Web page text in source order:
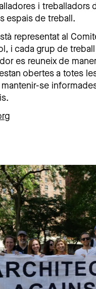
i treballadors
espais de treball.
representat al
i cada grup de
es reuneix de
obertes a totes
se